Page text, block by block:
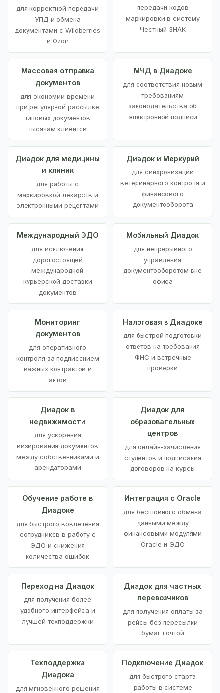
для корректной передачи
УПД и обмена
документами с Wildberries
и Ozon
передачи кодов
маркировки в систему
Честный ЗНАК
Массовая отправка
документов
для экономии времени
при регулярной рассылке
типовых документов
тысячам клиентов
МЧД в Диадоке
для соответствия новым
требованиям
законодательства об
электронной подписи
Диадок для медицины
и клиник
для работы с
маркировкой лекарств и
электронными рецептами
Диадок и Меркурий
для синхронизации
ветеринарного контроля и
финансового
документооборота
Международный ЭДО
для исключения
дорогостоящей
международной
курьерской доставки
документов
Мобильный Диадок
для непрерывного
управления
документооборотом вне
офиса
Мониторинг
документов
для оперативного
контроля за подписанием
важных контрактов и
актов
Налоговая в Диадоке
для быстрой подготовки
ответов на требования
ФНС и встречные
проверки
Диадок в
недвижимости
для ускорения
визирования документов
между собственниками и
арендаторами
Диадок для
образовательных
центров
для онлайн-зачисления
студентов и подписания
договоров на курсы
Обучение работе в
Диадоке
для быстрого вовлечения
сотрудников в работу с
ЭДО и снижения
количества ошибок
Интеграция с Oracle
для бесшовного обмена
данными между
финансовыми модулями
Oracle и ЭДО
Переход на Диадок
для получения более
удобного интерфейса и
лучшей техподдержки
Диадок для частных
перевозчиков
для получения оплаты за
рейсы без пересылки
бумаг почтой
Техподдержка
Диадока
для мгновенного решения
Подключение Диадок
для быстрого старта
работы в системе